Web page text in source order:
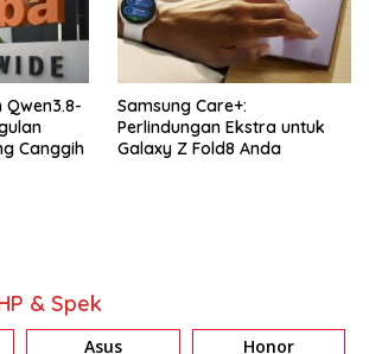
Canggih
Samsung Care+:
Perlindungan Ekstra untuk
Galaxy Z Fold8 Anda
& Spek
Asus Honor